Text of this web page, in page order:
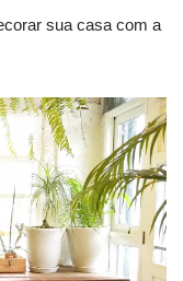
sua casa com a